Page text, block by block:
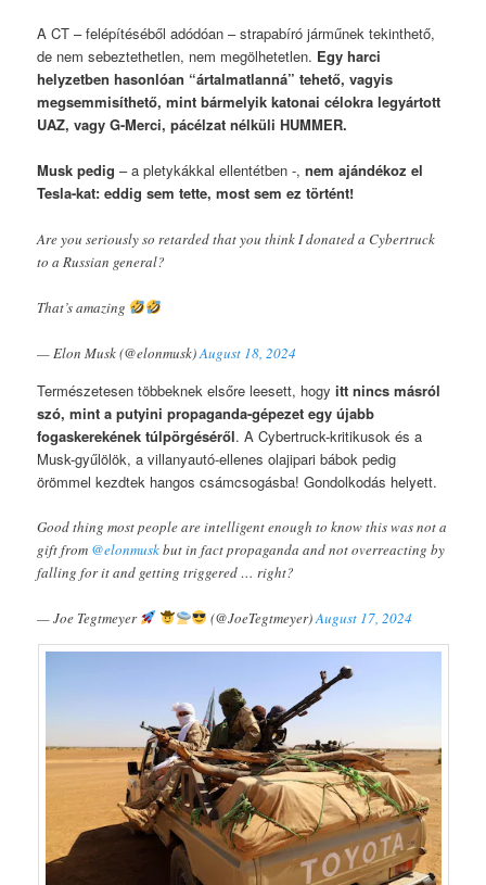
A CT – felépítéséből adódóan – strapabíró járműnek tekinthető,
de nem sebeztethetlen, nem megölhetetlen. Egy harci
helyzetben hasonlóan “ártalmatlanná” tehető, vagyis
megsemmisíthető, mint bármelyik katonai célokra legyártott
UAZ, vagy G-Merci, pácélzat nélküli HUMMER.
Musk pedig – a pletykákkal ellentétben -,nem ajándékoz el
Tesla-kat: eddig sem tette, most sem ez történt!
Are you seriously so retarded that you think I donated a Cybertruck
to a Russian general?
That’s amazing
— Elon Musk (@elonmusk)August 18, 2024
Természetesen többeknek elsőre leesett, hogyitt nincs másról
szó, mint a putyini propaganda-gépezet egy újabb
fogaskerekének túlpörgéséről. A Cybertruck-kritikusok és a
Musk-gyűlölök, a villanyautó-ellenes olajipari bábok pedig
örömmel kezdtek hangos csámcsogásba! Gondolkodás helyett.
Good thing most people are intelligent enough to know this was not a
gift from @elonmuskbut in fact propaganda and not overreacting by
falling for it and getting triggered … right?
— Joe Tegtmeyer (@JoeTegtmeyer)August 17, 2024